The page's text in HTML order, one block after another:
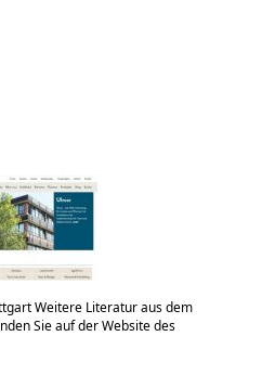
Weitere Literatur aus dem
Sie auf der Website des